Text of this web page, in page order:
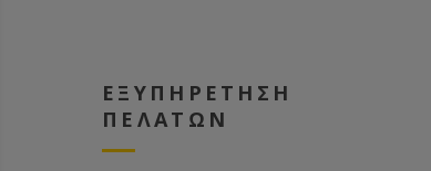
ΕΞΥΠΗΡΕΤΗΣΗ
ΠΕΛΑΤΩΝ